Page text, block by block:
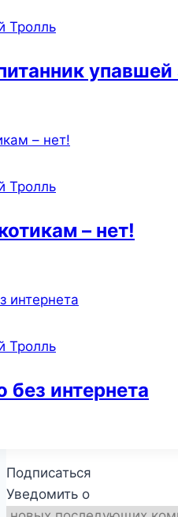
Тролль
Тролль
– нет!
Тролль
без интернета
Подписаться
Уведомить о